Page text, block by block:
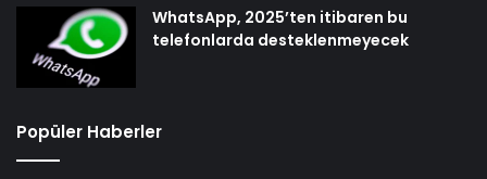
WhatsApp, 2025’ten itibaren bu
telefonlarda desteklenmeyecek
Popüler Haberler